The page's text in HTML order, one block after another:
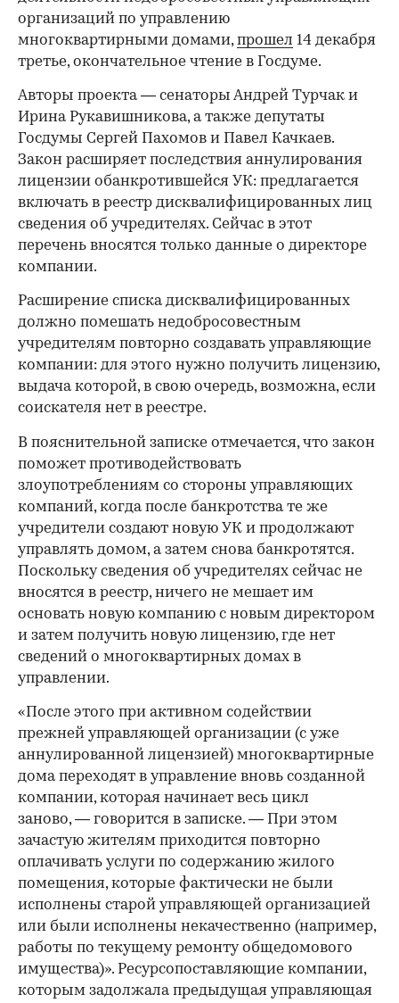
организаций по управлению
многоквартирными домами,прошел 14 декабря
третье, окончательное чтение в Госдуме.
Авторы проекта — сенаторы Андрей Турчак и
Ирина Рукавишникова, а также депутаты
Госдумы Сергей Пахомов и Павел Качкаев.
Закон расширяет последствия аннулирования
лицензии обанкротившейся УК: предлагается
включать в реестр дисквалифицированных лиц
сведения об учредителях. Сейчас в этот
перечень вносятся только данные о директоре
компании.
Расширение списка дисквалифицированных
должно помешать недобросовестным
учредителям повторно создавать управляющие
компании: для этого нужно получить лицензию,
выдача которой, в свою очередь, возможна, если
соискателя нет в реестре.
В пояснительной записке отмечается, что закон
поможет противодействовать
злоупотреблениям со стороны управляющих
компаний, когда после банкротства те же
учредители создают новую УК и продолжают
управлять домом, а затем снова банкротятся.
Поскольку сведения об учредителях сейчас не
вносятся в реестр, ничего не мешает им
основать новую компанию с новым директором
и затем получить новую лицензию, где нет
сведений о многоквартирных домах в
управлении.
«После этого при активном содействии
прежней управляющей организации (с уже
аннулированной лицензией) многоквартирные
дома переходят в управление вновь созданной
компании, которая начинает весь цикл
заново, — говорится в записке. — При этом
зачастую жителям приходится повторно
оплачивать услуги по содержанию жилого
помещения, которые фактически не были
исполнены старой управляющей организацией
или были исполнены некачественно (например,
работы по текущему ремонту общедомового
имущества)». Ресурсопоставляющие компании,
которым задолжала предыдущая управляющая